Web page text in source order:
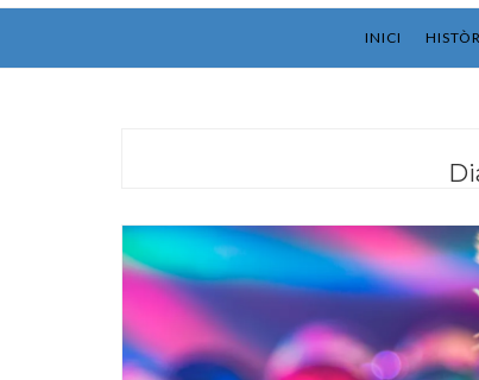
INICI